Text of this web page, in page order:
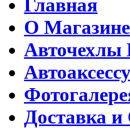
Главная
О Магазине
Авточехлы
Доставка и